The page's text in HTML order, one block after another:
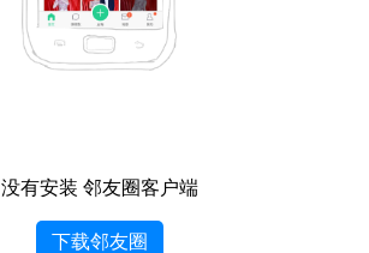
没有安装 邻友圈客户端
下载邻友圈